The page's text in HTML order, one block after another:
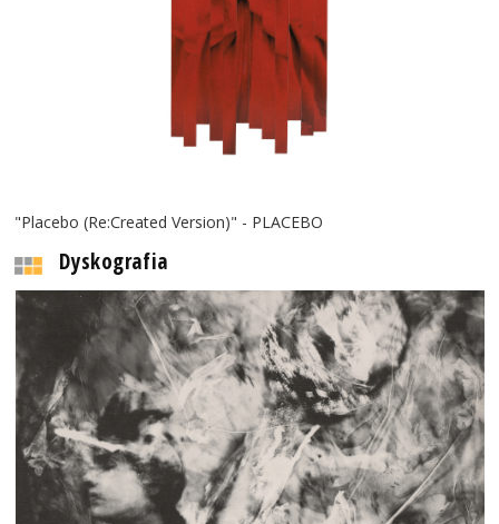
"Placebo (Re:Created Version)" - PLACEBO
Dyskografia